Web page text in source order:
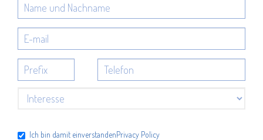
Ich bin damit einverstandenPrivacy Policy